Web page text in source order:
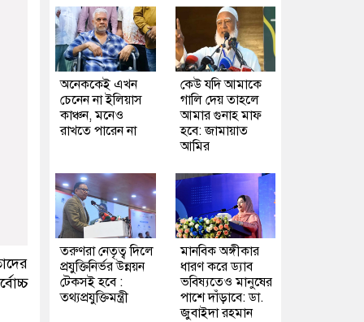
অনেককেই এখন
চেনেন না ইলিয়াস
কাঞ্চন, মনেও
রাখতে পারেন না
কেউ যদি আমাকে
গালি দেয় তাহলে
আমার গুনাহ মাফ
হবে: জামায়াত
আমির
তরুণরা নেতৃত্ব দিলে
প্রযুক্তিনির্ভর উন্নয়ন
টেকসই হবে :
তথ্যপ্রযুক্তিমন্ত্রী
মানবিক অঙ্গীকার
ধারণ করে ড্যাব
ভবিষ্যতেও মানুষের
পাশে দাঁড়াবে: ডা.
জুবাইদা রহমান